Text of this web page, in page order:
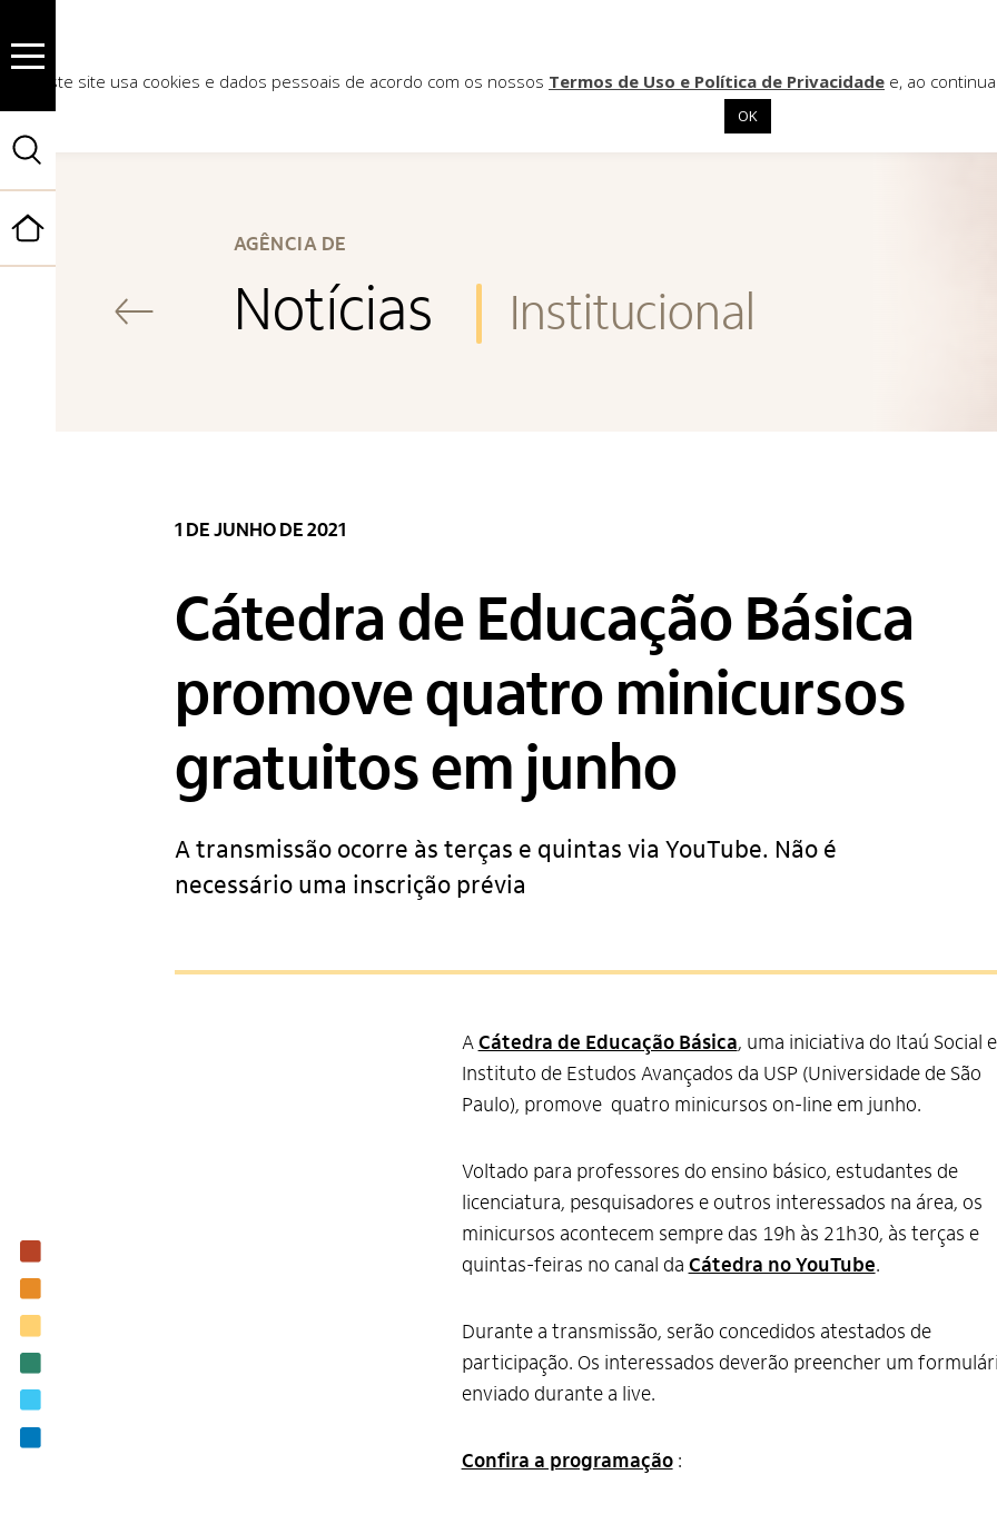
AGÊNCIA DE
Notícias Institucional
1 DE JUNHO DE 2021
Cátedra de Educação Básica
promove quatro minicursos
gratuitos em junho
A transmissão ocorre às terças e quintas via YouTube. Não é
necessário uma inscrição prévia
ACátedra de Educação Básica, uma iniciativa do Itaú Social e
Instituto de Estudos Avançados da USP (Universidade de São
Paulo), promove quatro minicursos on-line em junho.
Voltado para professores do ensino básico, estudantes de
licenciatura, pesquisadores e outros interessados na área, os
minicursos acontecem sempre das 19h às 21h30, às terças e
quintas-feiras no canal da Cátedra no YouTube.
Durante a transmissão, serão concedidos atestados de
participação. Os interessados deverão preencher um
enviado durante a live.
Confira a programação:
Este site usa cookies e dados pessoais de acordo com os nossos Termos de Uso e Política de Privacidade e, ao
OK